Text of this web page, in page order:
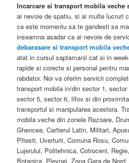
Incarcare si transport mobila
ai nevoie de spatiu, si ai multe lucruri
ca este momentu sa te gandesti sa
inseamna asadar ca ai nevoie de
debarasare si transport mobila
atat in cursul saptamanii cat si in
rapide si corecte si personal pentru
rabdator. Noi va oferim servicii
transport mobila in/din sector 1,
sector 5, sector 6, Ilfov si din
transportul si manipularea acestora.
mobila veche din zonele Razoare,
Ghencea, Cartierul Latin, Militari,
PItesti, Uverturii, Comuna Rosu,
Lujerului, Politehnica, Cotroceni,
Botanica, Plevnei, Zona Gara de